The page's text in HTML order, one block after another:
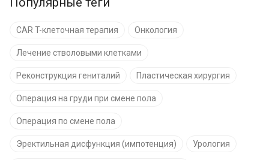
CAR T-клеточная терапия Онкология
Лечение стволовыми клетками
Реконструкция гениталий Пластическая хирургия
Операция на груди при смене пола
Операция по смене пола
Эректильная дисфункция (импотенция) Урология